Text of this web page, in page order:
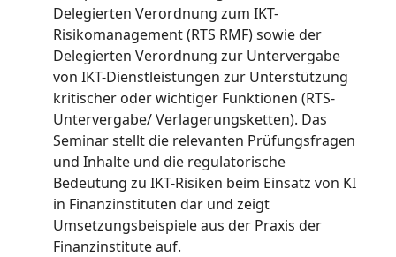
Delegierten Verordnung zum IKT-
Risikomanagement (RTS RMF) sowie der
Delegierten Verordnung zur Untervergabe
von IKT-Dienstleistungen zur Unterstützung
kritischer oder wichtiger Funktionen (RTS-
Untervergabe/ Verlagerungsketten). Das
Seminar stellt die relevanten Prüfungsfragen
und Inhalte und die regulatorische
Bedeutung zu IKT-Risiken beim Einsatz von KI
in Finanzinstituten dar und zeigt
Umsetzungsbeispiele aus der Praxis der
Finanzinstitute auf.